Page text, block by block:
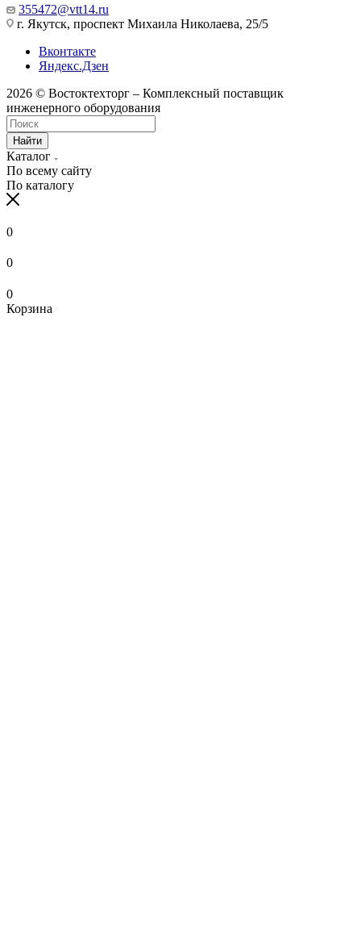
355472@vtt14.ru
г. Якутск, проспект Михаила Николаева, 25/5
Вконтакте
Яндекс.Дзен
2026 © Востоктехторг – Комплексный поставщик
инженерного оборудования
Найти
Каталог
По всему сайту
По каталогу
0
0
0
Корзина